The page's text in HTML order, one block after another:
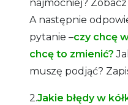
najmocniej?
A następnie
pytanie –czy chcę
chcę to zmienić?
muszę podjąć?
2.Jakie błędy w